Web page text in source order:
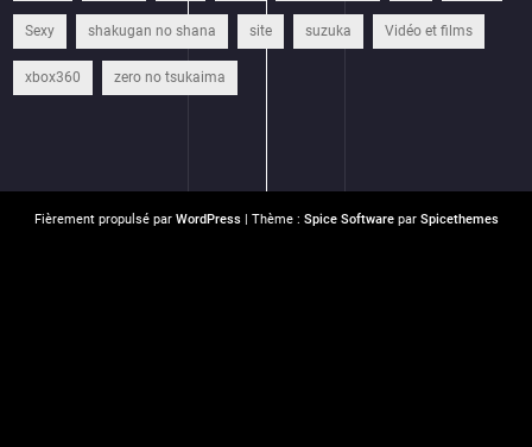
Sexy shakugan no shana site suzuka Vidéo et films
xbox360 zero no tsukaima
Fièrement propulsé par WordPress| Thème : Spice Softwarepar Spicethemes